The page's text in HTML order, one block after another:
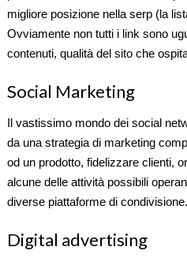
migliore posizione nella serp (la
Ovviamente non tutti i link sono
contenuti, qualità del sito che
Social Marketing
Il vastissimo mondo dei social
da una strategia di marketing
od un prodotto, fidelizzare clienti,
alcune delle attività possibili
diverse piattaforme di condivisione.
Digital advertising